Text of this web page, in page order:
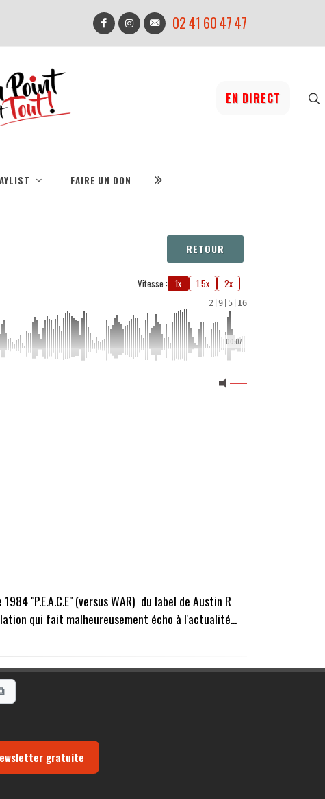
02 41 60 47 47
EN DIRECT
FAIRE UN DON
RETOUR
Vitesse : 1x 1.5x 2x
2 9 5 16
00:07
"P.E.A.C.E" (versus WAR) du label de Austin R
qui fait malheureusement écho à l'actualité...
gratuite